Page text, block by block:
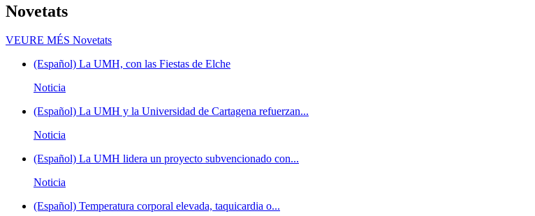
Novetats
VEURE MÉS Novetats
(Español) La UMH, con las Fiestas de Elche
Noticia
(Español) La UMH y la Universidad de Cartagena refuerzan...
Noticia
(Español) La UMH lidera un proyecto subvencionado con...
Noticia
(Español) Temperatura corporal elevada, taquicardia o...